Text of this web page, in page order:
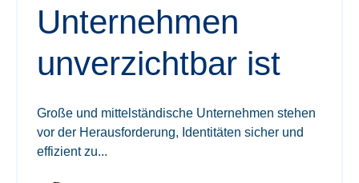
Unternehmen
unverzichtbar ist
Große und mittelständische Unternehmen stehen
vor der Herausforderung, Identitäten sicher und
effizient zu...